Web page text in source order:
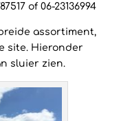
of 06-23136994
assortiment,
site. Hieronder
sluier zien.